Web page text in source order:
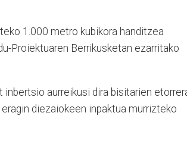
1.000 metro kubikora handitzea
Proiektuaren Berrikusketan ezarritako
inbertsio aurreikusi dira bisitarien
diezaiokeen inpaktua murrizteko